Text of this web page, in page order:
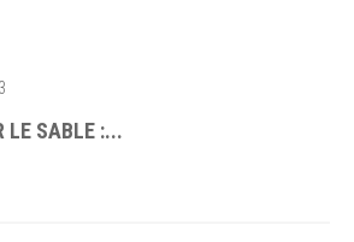
LE SABLE :...